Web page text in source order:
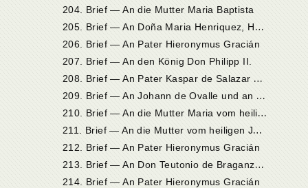
204. Brief — An die Mutter Maria Baptista
2
05. Brief — An Doña Maria Henriquez, Herzogin von Alba, in Madrid
206. Brief — An Pater Hieronymus Gracián
207. Brief — An den König Don Philipp II.
2
08. Brief — An Pater Kaspar de Salazar aus der Gesellschaft Jesu in Granada
2
09. Brief — An Johann de Ovalle und an Doña Johanna de Ahumada in Alba de Tormes
2
10. Brief — An die Mutter Maria vom heiligen Joseph, Priorin in Sevilla
2
11. Brief — An die Mutter vom heiligen Joseph, Priorin in Sevilla
212. Brief — An Pater Hieronymus Gracián
2
13. Brief — An Don Teutonio de Braganza, erwählten Erzbischof von Ebora
214. Brief — An Pater Hieronymus Gracián